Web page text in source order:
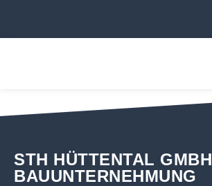
STH HÜTTENTAL GMBH
BAUUNTERNEHMUNG